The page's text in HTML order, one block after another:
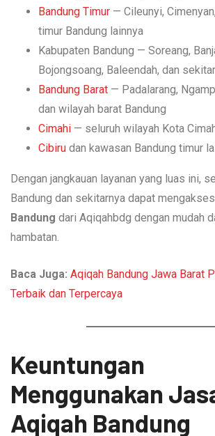
Bandung Timur — Cileunyi,
timur Bandung lainnya
Kabupaten Bandung — Soreang,
Bojongsoang, Baleendah, dan
Bandung Barat — Padalarang,
dan wilayah barat Bandung
Cimahi — seluruh wilayah Kota
Cibiru dan kawasan Bandung timur
Dengan jangkauan layanan yang luas ini,
Bandung dan sekitarnya dapat
Bandung dari Aqiqahbdg dengan mudah
hambatan.
Baca Juga: Aqiqah Bandung Jawa Barat
Terbaik dan Terpercaya
Keuntungan
Menggunakan
Aqiqah Bandung